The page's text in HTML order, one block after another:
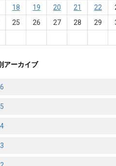
18 19 20 21 22
25 26 27 28 29
アーカイブ